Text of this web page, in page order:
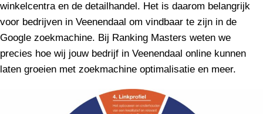
winkelcentra en de detailhandel. Het is daarom belangrijk
voor bedrijven in Veenendaal om vindbaar te zijn in de
Google zoekmachine. Bij Ranking Masters weten we
precies hoe wij jouw bedrijf in Veenendaal online kunnen
laten groeien met zoekmachine optimalisatie en meer.